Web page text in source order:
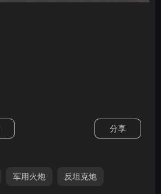
分享
军用火炮 反坦克炮